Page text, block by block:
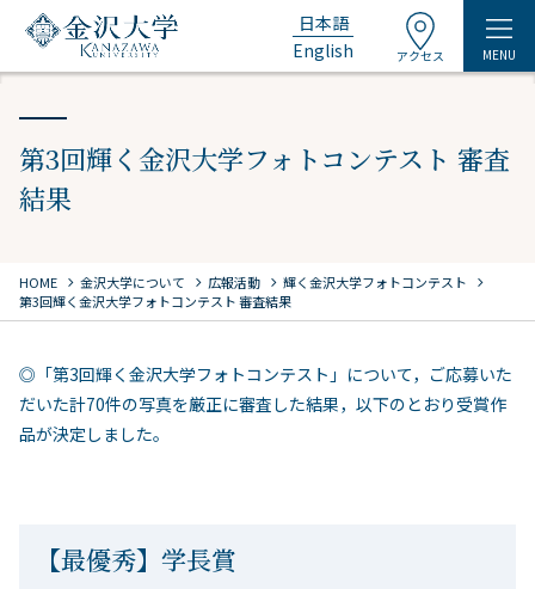
日本語
English
アクセス MENU
第3回輝く金沢大学フォトコンテスト 審査
結果
HOME chevron_right 金沢大学について chevron_right 広報活動 chevron_right 輝く金沢大学フォトコンテスト chevron_right
第3回輝く金沢大学フォトコンテスト 審査結果
◎「第3回輝く金沢大学フォトコンテスト」について，ご応募いた
だいた計70件の写真を厳正に審査した結果，以下のとおり受賞作
品が決定しました。
【最優秀】学長賞